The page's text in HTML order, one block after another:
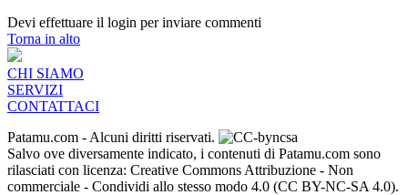
Devi effettuare il login per inviare commenti
Torna in alto
CHI SIAMO
SERVIZI
CONTATTACI
Patamu.com - Alcuni diritti riservati.
Salvo ove diversamente indicato, i contenuti di Patamu.com sono
rilasciati con licenza: Creative Commons Attribuzione - Non
commerciale - Condividi allo stesso modo 4.0 (CC BY-NC-SA 4.0).